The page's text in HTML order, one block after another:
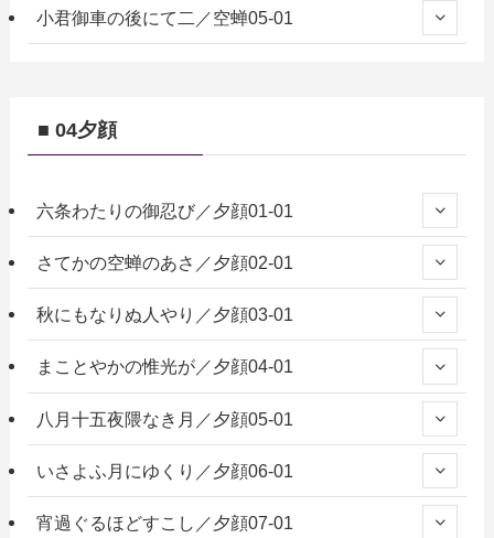
小君御車の後にて二／空蝉05-01
■ 04夕顔
六条わたりの御忍び／夕顔01-01
さてかの空蝉のあさ／夕顔02-01
秋にもなりぬ人やり／夕顔03-01
まことやかの惟光が／夕顔04-01
八月十五夜隈なき月／夕顔05-01
いさよふ月にゆくり／夕顔06-01
宵過ぐるほどすこし／夕顔07-01